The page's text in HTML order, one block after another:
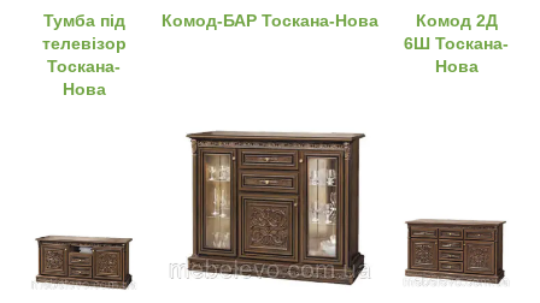
Тумба під
телевізор
Тоскана-
Нова
Комод-БАР Тоскана-Нова
Комод 2Д
6Ш Тоскана-
Нова